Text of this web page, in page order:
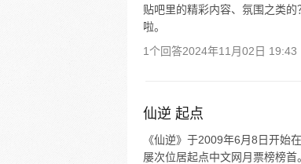
贴吧里的精彩内容、氛围之类
啦。
1个回答2024年11月02日 19:43
仙逆 起点
《仙逆》于2009年6月8日开始
屡次位居起点中文网月票榜榜首。